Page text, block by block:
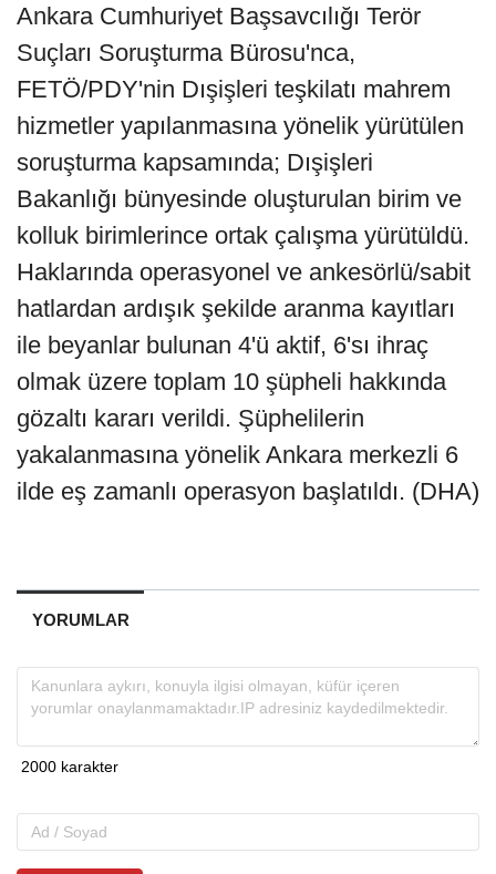
Ankara Cumhuriyet Başsavcılığı Terör
Suçları Soruşturma Bürosu'nca,
FETÖ/PDY'nin Dışişleri teşkilatı mahrem
hizmetler yapılanmasına yönelik yürütülen
soruşturma kapsamında; Dışişleri
Bakanlığı bünyesinde oluşturulan birim ve
kolluk birimlerince ortak çalışma yürütüldü.
Haklarında operasyonel ve ankesörlü/sabit
hatlardan ardışık şekilde aranma kayıtları
ile beyanlar bulunan 4'ü aktif, 6'sı ihraç
olmak üzere toplam 10 şüpheli hakkında
gözaltı kararı verildi. Şüphelilerin
yakalanmasına yönelik Ankara merkezli 6
ilde eş zamanlı operasyon başlatıldı. (DHA)
YORUMLAR